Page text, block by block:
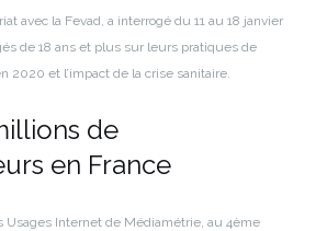
avec la Fevad, a interrogé du 11 au 18 janvier
de 18 ans et plus sur leurs pratiques de
2020 et l’impact de la crise sanitaire.
de
en France
Usages Internet de Médiamétrie, au 4ème